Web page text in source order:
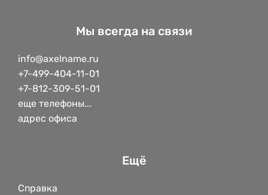
Мы всегда на связи
info@axelname.ru
+7-499-404-11-01
+7-812-309-51-01
еще телефоны...
адрес офиса
Ещё
Справка